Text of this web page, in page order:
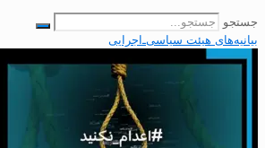
جستجو
بیانیه‌های هیئت‌ سیاسی‌ـ‌اجرایی